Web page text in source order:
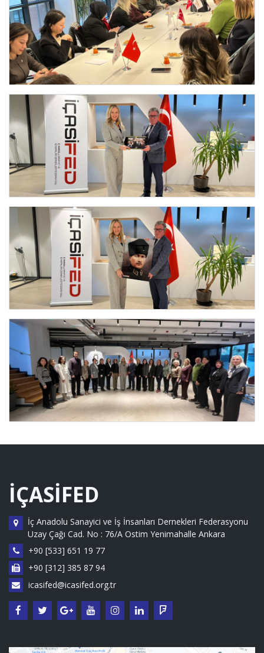
İÇASİFED
İç Anadolu Sanayici ve İş İnsanları Dernekleri Federasyonu
Uzay Çağı Cad. No : 76/A Ostim Yenimahalle Ankara
+90 [533] 651 19 77
+90 [312] 385 87 94
icasifed@icasifed.org.tr